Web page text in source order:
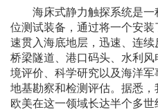
海床式静力触探系统是一
位测试装备，通过将一个安
速贯入海底地层，迅速、连
桥梁隧道、港口码头、水利
境评价、科学研究以及海洋
地基勘察和检测评估。据悉
欧美在这一领域长达半个多世